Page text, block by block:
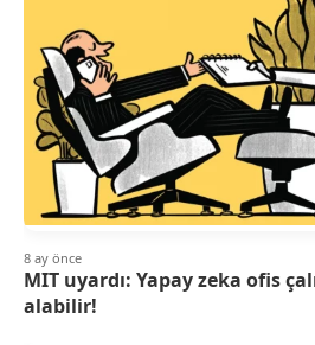
8 ay önce
MIT uyardı: Yapay zeka ofis
alabilir!